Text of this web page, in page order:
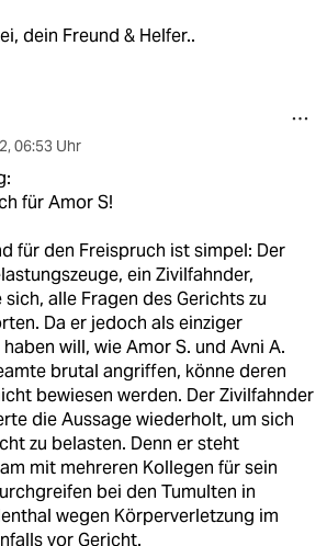
dein Freund & Helfer..
, 06:53 Uhr
für Amor S!
für den Freispruch ist simpel: Der
ein Zivilfahnder,
alle Fragen des Gerichts zu
Da er jedoch als einziger
will, wie Amor S. und Avni A.
brutal angriffen, könne deren
bewiesen werden. Der Zivilfahnder
die Aussage wiederholt, um sich
zu belasten. Denn er steht
mit mehreren Kollegen für sein
bei den Tumulten in
wegen Körperverletzung im
vor Gericht.